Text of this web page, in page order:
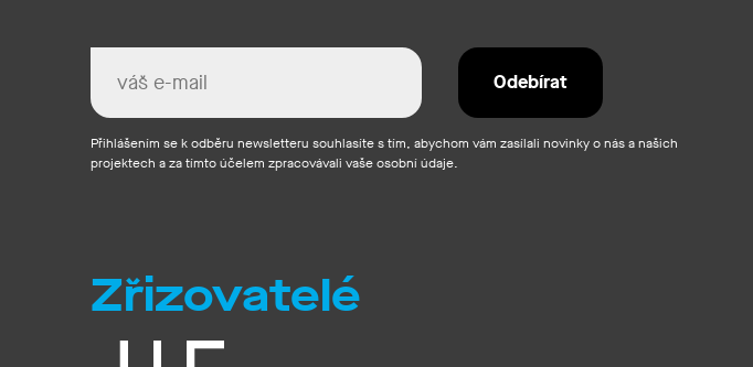
Přihlášením se k odběru newsletteru souhlasíte s tím, abychom vám zasílali novinky o nás a našich
projektech a za tímto účelem zpracovávali vaše osobní údaje.
Zřizovatelé